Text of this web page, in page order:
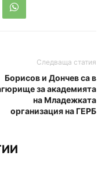
Следваща статия
Борисов и Дончев са в
за академията
на Младежката
организация на ГЕРБ